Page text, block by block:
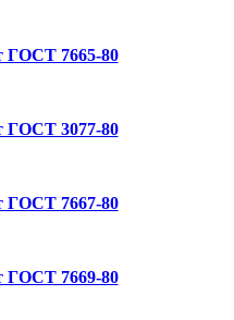
ГОСТ 7665-80
ГОСТ 3077-80
ГОСТ 7667-80
ГОСТ 7669-80